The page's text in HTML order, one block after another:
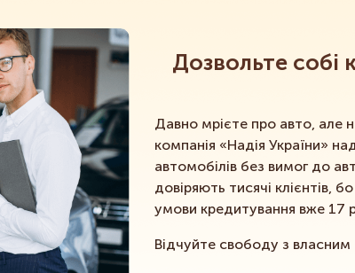
Дозвольте собі
Давно мрієте про авто, але
компанія «Надія України»
автомобілів без вимог до
довіряють тисячі клієнтів,
умови кредитування вже 17
Відчуйте свободу з